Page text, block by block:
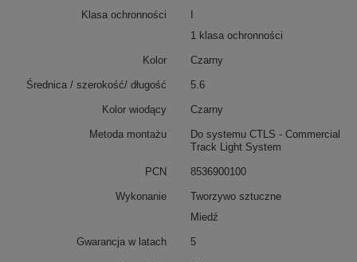
Klasa ochronności
1 klasa ochronności
Kolor Czarny
Średnica / szerokość/ długość 5.6
Kolor wiodący Czarny
Metoda montażu
Do systemu CTLS - Commercial
Track Light System
PCN 8536900100
Wykonanie
Tworzywo sztuczne
Miedź
Gwarancja w latach 5